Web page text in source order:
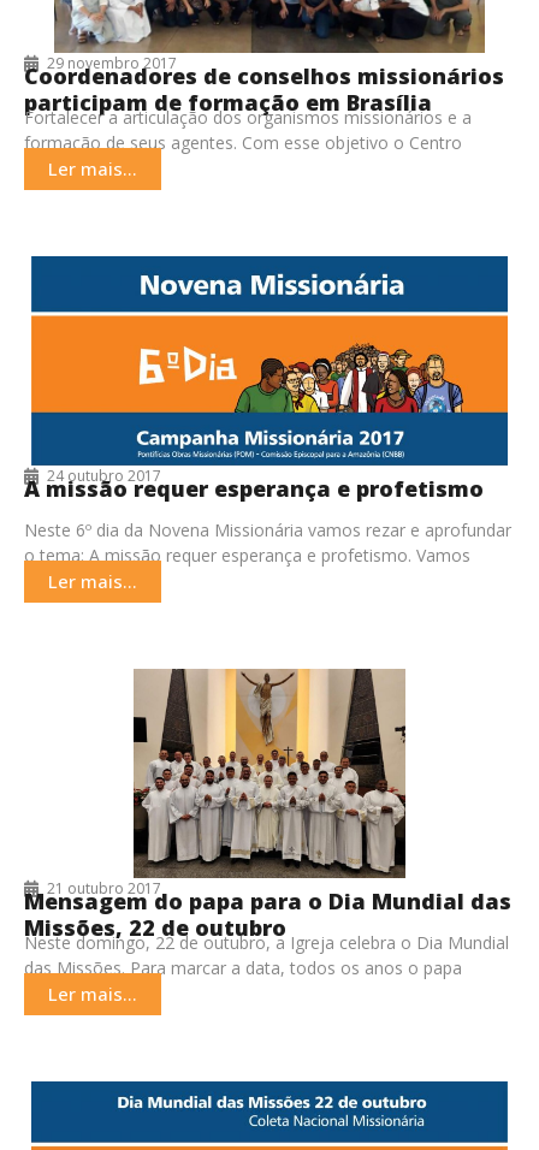
29 novembro 2017
Coordenadores de conselhos missionários
participam de formação em Brasília
Fortalecer a articulação dos organismos missionários e a
formação de seus agentes. Com esse objetivo o Centro
Cultural Missionário (CCM), realizou o 7º Encontro
Ler mais...
24 outubro 2017
A missão requer esperança e profetismo
Neste 6º dia da Novena Missionária vamos rezar e aprofundar
o tema: A missão requer esperança e profetismo. Vamos
conhecer hoje, um pouco mais
Ler mais...
21 outubro 2017
Mensagem do papa para o Dia Mundial das
Missões, 22 de outubro
Neste domingo, 22 de outubro, a Igreja celebra o Dia Mundial
das Missões. Para marcar a data, todos os anos o papa
divulga uma
Ler mais...